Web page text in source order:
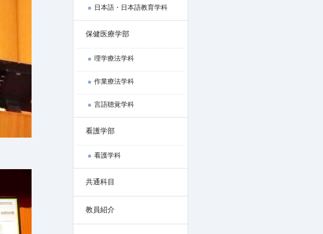
日本語・日本語教育学科
保健医療学部
理学療法学科
作業療法学科
言語聴覚学科
看護学部
看護学科
共通科目
教員紹介